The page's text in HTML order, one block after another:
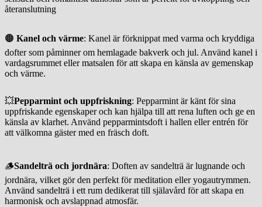
återanslutning
🟤 Kanel och värme: Kanel är förknippat med varma och kryddiga
dofter som påminner om hemlagade bakverk och jul. Använd kanel i
vardagsrummet eller matsalen för att skapa en känsla av gemenskap
och värme.
💥Pepparmint och uppfriskning: Pepparmint är känt för sina
uppfriskande egenskaper och kan hjälpa till att rena luften och ge en
känsla av klarhet. Använd pepparmintsdoft i hallen eller entrén för
att välkomna gäster med en fräsch doft.
🪵Sandelträ och jordnära: Doften av sandelträ är lugnande och
jordnära, vilket gör den perfekt för meditation eller yogautrymmen.
Använd sandelträ i ett rum dedikerat till själavård för att skapa en
harmonisk och avslappnad atmosfär.